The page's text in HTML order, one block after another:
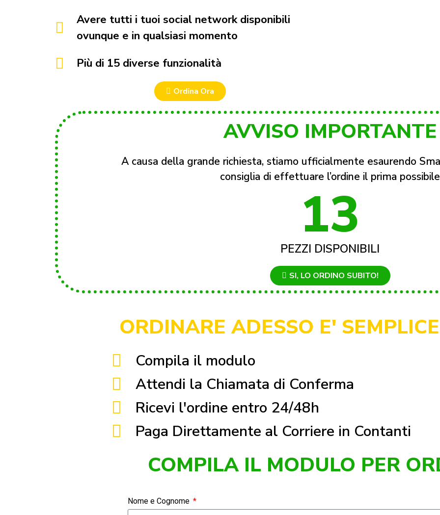
Avere tutti i tuoi social network disponibili
ovunque e in qualsiasi momento
Più di 15 diverse funzionalità
Ordina Ora
AVVISO IMPORTANTE
A causa della grande richiesta, stiamo ufficialmente esaurendo
consiglia di effettuare l’ordine il prima possibile
13
PEZZI DISPONIBILI
SI, LO ORDINO SUBITO!
ORDINARE ADESSO E'
Compila il modulo
Attendi la Chiamata di Conferma
Ricevi l'ordine entro 24/48h
Paga Direttamente al Corriere in Contanti
COMPILA IL MODULO PER
Nome e Cognome